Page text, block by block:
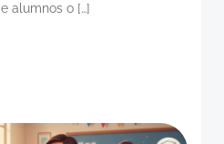
alumnos o […]